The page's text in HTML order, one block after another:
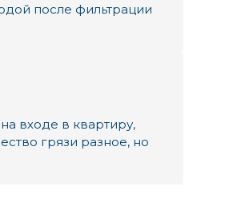
после фильтрации
входе в квартиру,
грязи разное, но